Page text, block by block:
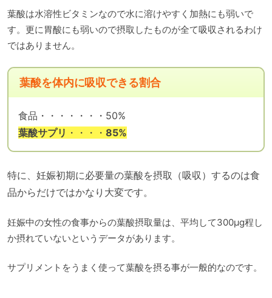
葉酸は水溶性ビタミンなので水に溶けやすく加熱にも弱いで
す。更に胃酸にも弱いので摂取したものが全て吸収されるわけ
ではありません。
葉酸を体内に吸収できる割合
食品・・・・・・・50%
葉酸サプリ ・・・・ 85%
特に、妊娠初期に必要量の葉酸を摂取（吸収）するのは食
品からだけではかなり大変です。
妊娠中の女性の食事からの葉酸摂取量は、平均して300μg程し
か摂れていないというデータがあります。
サプリメントをうまく使って葉酸を摂る事が一般的なのです。